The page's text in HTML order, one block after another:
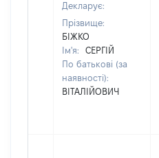
Декларує:
Прізвище:
БІЖКО
Ім'я:
СЕРГІЙ
По батькові (за
наявності):
ВІТАЛІЙОВИЧ